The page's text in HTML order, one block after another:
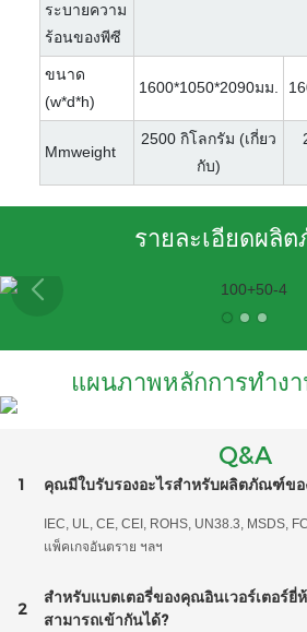
ระบายความ
ร้อนของพีซี
ขนาด
(w*d*h)
1600*1050*2090มม.
Mmweight
2500 กิโลกรัม (เกี่ยว
กับ)
รายละเอียดผลิ
แผนภาพหลักการทำง
Q&A
1 คุณมีใบรับรองอะไรสำหรับผลิตภัณฑ์ข
IEC, UL, CE, CEI, ROHS, UN38.3, MSDS,
แพ็คเกจอันตราย ฯลฯ
2
สำหรับแบตเตอรี่ของคุณอินเวอร์เตอร์ยี่
สามารถเข้ากันได้?